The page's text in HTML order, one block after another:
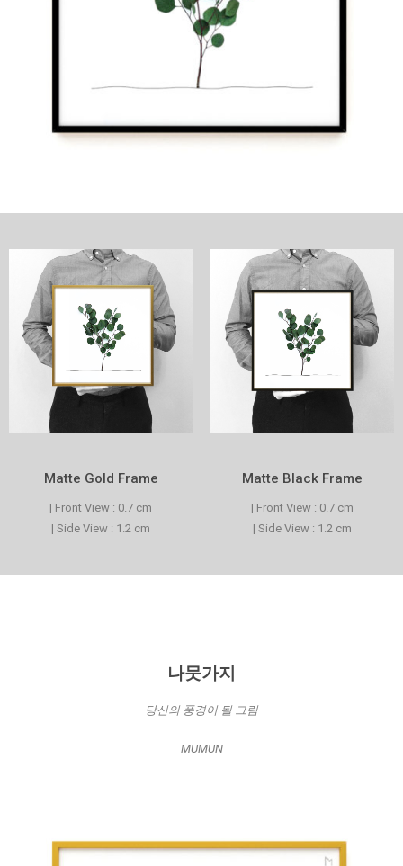
Matte Gold Frame
| Front View : 0.7 cm
| Side View : 1.2 cm
Matte Black Frame
| Front View : 0.7 cm
| Side View : 1.2 cm
나뭇가지
당신의 풍경이 될 그림
MUMUN